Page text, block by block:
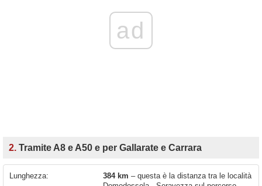
ad
2. Tramite A8 e A50 e per Gallarate e Carrara
Lunghezza: 384 km – questa è la distanza tra le località